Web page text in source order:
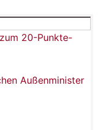
20-Punkte-
Außenminister